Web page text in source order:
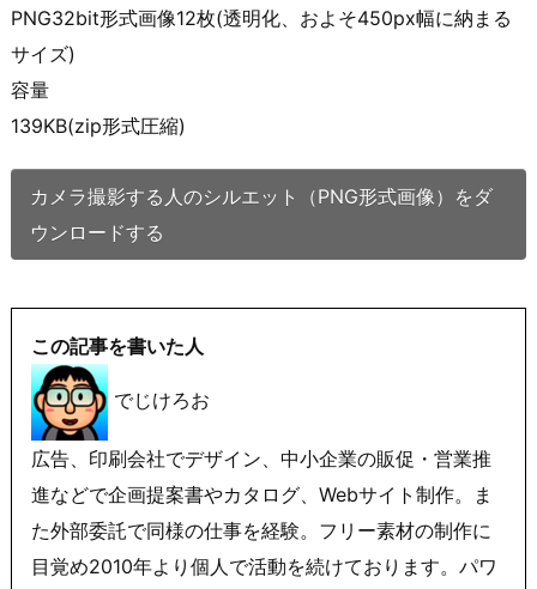
PNG32bit形式画像12枚(透明化、およそ450px幅に納まる
サイズ)
容量
139KB(zip形式圧縮)
カメラ撮影する人のシルエット（PNG形式画像）をダ
ウンロードする
この記事を書いた人
でじけろお
広告、印刷会社でデザイン、中小企業の販促・営業推
進などで企画提案書やカタログ、Webサイト制作。ま
た外部委託で同様の仕事を経験。フリー素材の制作に
目覚め2010年より個人で活動を続けております。パワ